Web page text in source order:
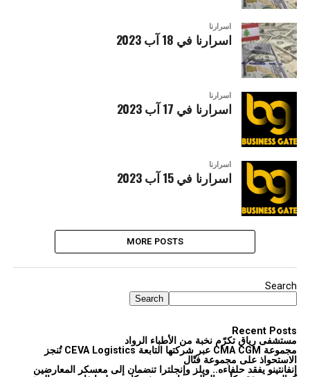
اسرارنا
اسرارنا في 18 آب 2023
اسرارنا
اسرارنا في 17 آب 2023
اسرارنا
اسرارنا في 15 آب 2023
MORE POSTS
Search
Search
Recent Posts
مستشفى رياق تكرّم نخبة من الأطباء الرواد
مجموعة CMA CGM عبر شركتها التابعة CEVA Logistics تُنجز
الاستحواذ على مجموعة فتّال
إنفانتينو يفقد حلفاءه.. ويلز وإنجلترا تنضمان إلى معسكر المعارضين